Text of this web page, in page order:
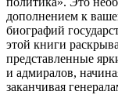
дополнением к
биографий
этой книги
представленные
и адмиралов,
заканчивая